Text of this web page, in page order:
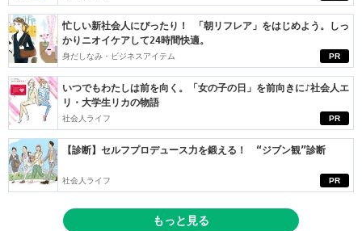
PR
忙しい新社会人にぴったり！ 「朝リフレア」をはじめよう。しっ
かりニオイケアして24時間快適。
身だしなみ・ビジネスアイテム
PR
いつでもわたしは前を向く。「女の子の日」を前向きに♪社会人エ
リ・大学生リカの物語
社会人ライフ
PR
【診断】セルフプロデュース力を鍛える！ “ジブン観”診断
社会人ライフ
もっと見る